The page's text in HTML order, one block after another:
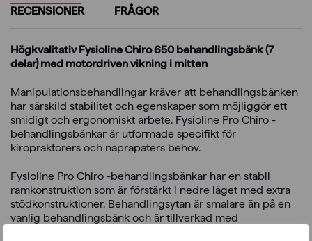
RECENSIONER
FRÅGOR
Högkvalitativ Fysioline Chiro 650 behandlingsbänk (7
delar) med motordriven vikning i mitten
Manipulationsbehandlingar kräver att behandlingsbänken
har särskild stabilitet och egenskaper som möjliggör ett
smidigt och ergonomiskt arbete. Fysioline Pro Chiro -
behandlingsbänkar är utformade specifikt för
kiropraktorers och naprapaters behov.
Fysioline Pro Chiro -behandlingsbänkar har en stabil
ramkonstruktion som är förstärkt i nedre läget med extra
stödkonstruktioner. Behandlingsytan är smalare än på en
vanlig behandlingsbänk och är tillverkad med